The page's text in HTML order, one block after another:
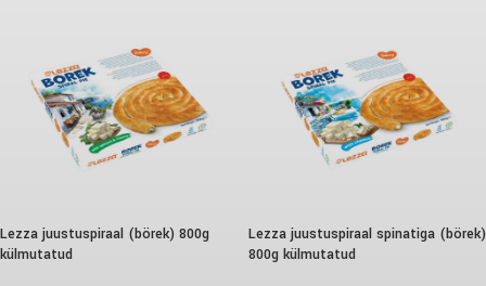
Lezza juustuspiraal (börek) 800g
külmutatud
Lezza juustuspiraal spinatiga (börek)
800g külmutatud